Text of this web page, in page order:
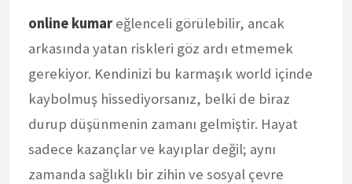
online kumareğlenceli görülebilir, ancak
arkasında yatan riskleri göz ardı etmemek
gerekiyor. Kendinizi bu karmaşık world içinde
kaybolmuş hissediyorsanız, belki de biraz
durup düşünmenin zamanı gelmiştir. Hayat
sadece kazançlar ve kayıplar değil; aynı
zamanda sağlıklı bir zihin ve sosyal çevre